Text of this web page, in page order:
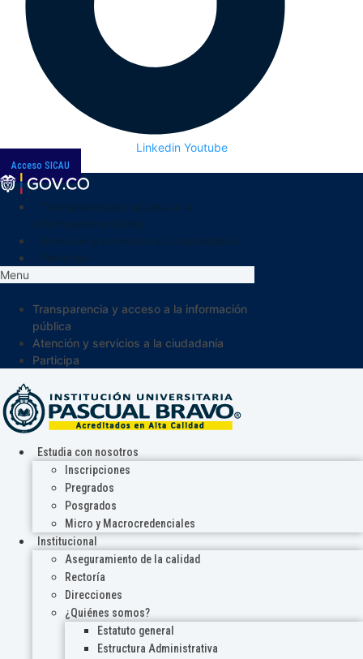
Linkedin Youtube
Acceso SICAU
Menu
Transparencia y acceso a la información
pública
Atención y servicios a la ciudadanía
Participa
Estudia con nosotros
Inscripciones
Pregrados
Posgrados
Micro y Macrocredenciales
Institucional
Aseguramiento de la calidad
Rectoría
Direcciones
¿Quiénes somos?
Estatuto general
Estructura Administrativa